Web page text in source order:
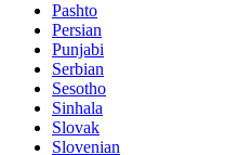
Pashto
Persian
Punjabi
Serbian
Sesotho
Sinhala
Slovak
Slovenian